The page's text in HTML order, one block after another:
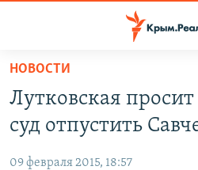
Вернуться
основному
содержанию
Вернутся
СПЕЦПРОЕКТЫ
ВОДА
НОВОСТИ
Лутковская
суд отпустить
09 февраля 2015, 18:57